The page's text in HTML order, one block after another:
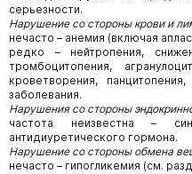
серьезности.
Нарушение со стороны крови и
нечасто – анемия (включая
редко – нейтропения,
тромбоцитопения,
кроветворения,
заболевания.
Нарушения со стороны
частота неизвестна –
антидиуретического гормона.
Нарушение со стороны обмена
нечасто – гипогликемия (см.